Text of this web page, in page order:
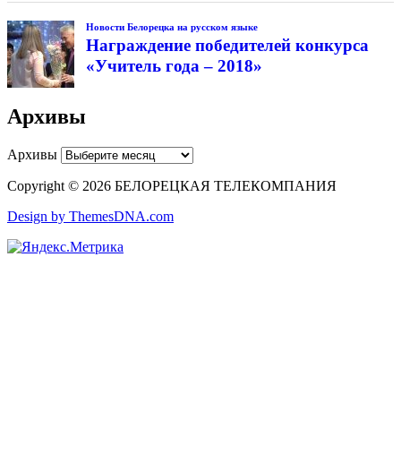
Новости Белорецка на русском языке
Награждение победителей конкурса
«Учитель года – 2018»
Архивы
Архивы
Copyright © 2026 БЕЛОРЕЦКАЯ ТЕЛЕКОМПАНИЯ
Design by ThemesDNA.com